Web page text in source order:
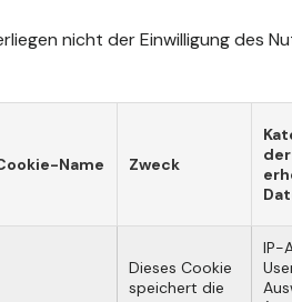
nicht der Einwilligung des
Name Zweck
der
Dieses Cookie
speichert die
IP-